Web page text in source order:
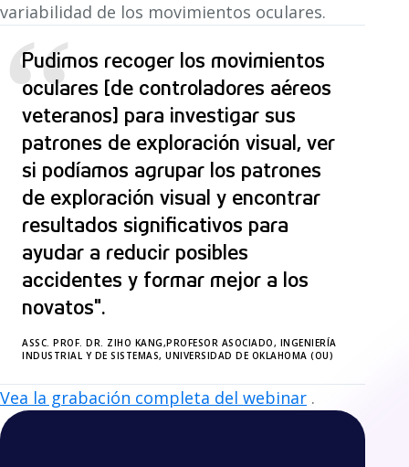
variabilidad de los movimientos oculares.
“
Pudimos recoger los movimientos
oculares [de controladores aéreos
veteranos] para investigar sus
patrones de exploración visual, ver
si podíamos agrupar los patrones
de exploración visual y encontrar
resultados significativos para
ayudar a reducir posibles
accidentes y formar mejor a los
novatos".
ASSC. PROF. DR. ZIHO KANG,PROFESOR ASOCIADO, INGENIERÍA
INDUSTRIAL Y DE SISTEMAS, UNIVERSIDAD DE OKLAHOMA (OU)
Vea la grabación completa del webinar .